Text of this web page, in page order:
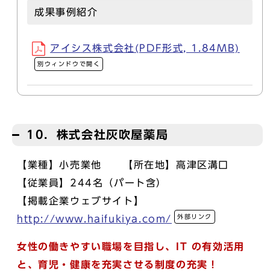
成果事例紹介
アイシス株式会社(PDF形式, 1.84MB)
別ウィンドウで開く
10．株式会社灰吹屋薬局
【業種】小売業他 【所在地】高津区溝口
【従業員】244名（パート含）
【掲載企業ウェブサイト】
http://www.haifukiya.com/
外部リンク
女性の働きやすい職場を目指し、IT の有効活用
と、育児・健康を充実させる制度の充実！